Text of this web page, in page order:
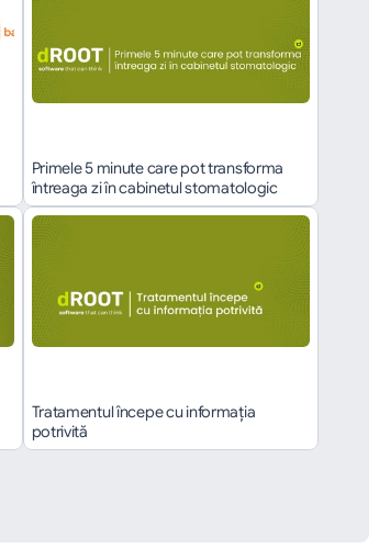
Primele 5 minute care pot transforma
întreaga zi în cabinetul stomatologic
Tratamentul începe cu informația
potrivită